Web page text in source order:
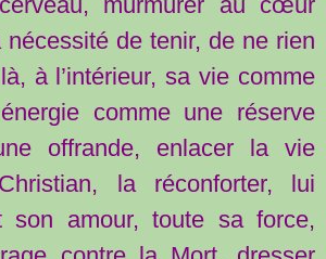
de tenir, de ne rien
à l’intérieur, sa vie comme
comme une réserve
offrande, enlacer la vie
la réconforter, lui
son amour, toute sa force,